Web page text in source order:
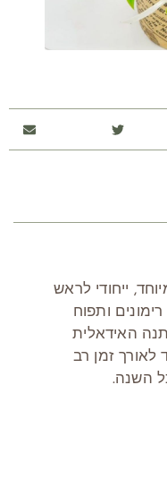
ייחודי לראש
ותפוח
האידאלית
לאורך זמן רב
השנה.